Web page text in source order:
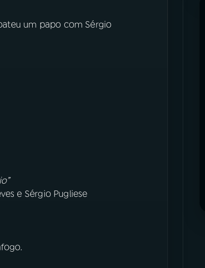
um papo com Sérgio
e Sérgio Pugliese